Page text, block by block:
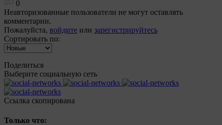
0
Неавторизованные пользователи не могут оставлять
комментарии.
Пожалуйста, войдите или зарегистрируйтесь
Сортировать по:
Поделиться
Выберите социальную сеть
Ccылка скопирована
Только что: